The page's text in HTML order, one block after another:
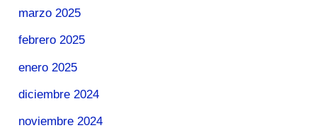
marzo 2025
febrero 2025
enero 2025
diciembre 2024
noviembre 2024